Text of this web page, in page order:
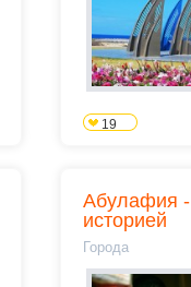
19
Абулафия -
историей
Города